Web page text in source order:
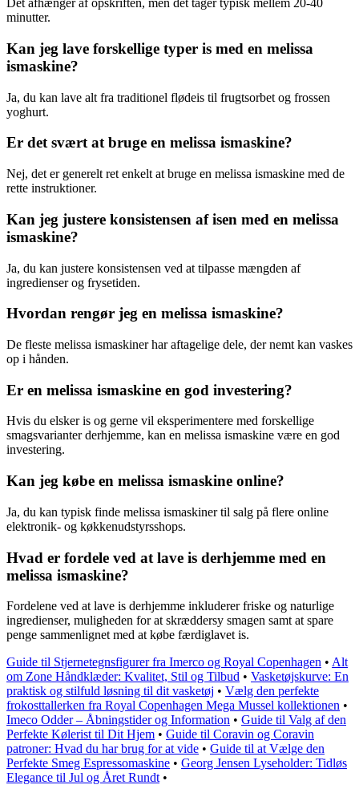
Det afhænger af opskriften, men det tager typisk mellem 20-40
minutter.
Kan jeg lave forskellige typer is med en melissa
ismaskine?
Ja, du kan lave alt fra traditionel flødeis til frugtsorbet og frossen
yoghurt.
Er det svært at bruge en melissa ismaskine?
Nej, det er generelt ret enkelt at bruge en melissa ismaskine med de
rette instruktioner.
Kan jeg justere konsistensen af isen med en melissa
ismaskine?
Ja, du kan justere konsistensen ved at tilpasse mængden af
ingredienser og frysetiden.
Hvordan rengør jeg en melissa ismaskine?
De fleste melissa ismaskiner har aftagelige dele, der nemt kan vaskes
op i hånden.
Er en melissa ismaskine en god investering?
Hvis du elsker is og gerne vil eksperimentere med forskellige
smagsvarianter derhjemme, kan en melissa ismaskine være en god
investering.
Kan jeg købe en melissa ismaskine online?
Ja, du kan typisk finde melissa ismaskiner til salg på flere online
elektronik- og køkkenudstyrsshops.
Hvad er fordele ved at lave is derhjemme med en
melissa ismaskine?
Fordelene ved at lave is derhjemme inkluderer friske og naturlige
ingredienser, muligheden for at skræddersy smagen samt at spare
penge sammenlignet med at købe færdiglavet is.
Guide til Stjernetegnsfigurer fra Imerco og Royal Copenhagen • Alt
om Zone Håndklæder: Kvalitet, Stil og Tilbud • Vasketøjskurve: En
praktisk og stilfuld løsning til dit vasketøj • Vælg den perfekte
frokosttallerken fra Royal Copenhagen Mega Mussel kollektionen •
Imeco Odder – Åbningstider og Information • Guide til Valg af den
Perfekte Kølerist til Dit Hjem • Guide til Coravin og Coravin
patroner: Hvad du har brug for at vide • Guide til at Vælge den
Perfekte Smeg Espressomaskine • Georg Jensen Lyseholder: Tidløs
Elegance til Jul og Året Rundt •